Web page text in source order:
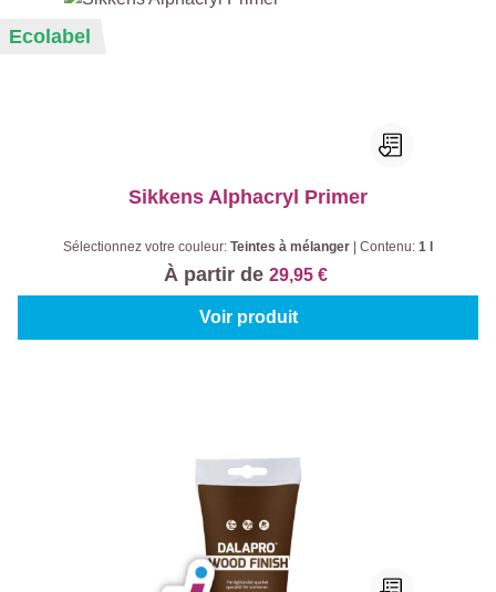
Ecolabel
Sikkens Alphacryl Primer
Sélectionnez votre couleur: Teintes à mélanger Contenu: 1 l
À partir de 29,95 €
Voir produit